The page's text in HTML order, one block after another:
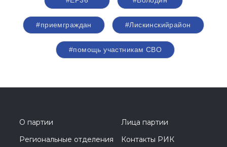
#приемграждан #Лискинскийрайон
#помощь участникам СВО
О партии
Лица партии
Региональные отделения
Контакты РИК